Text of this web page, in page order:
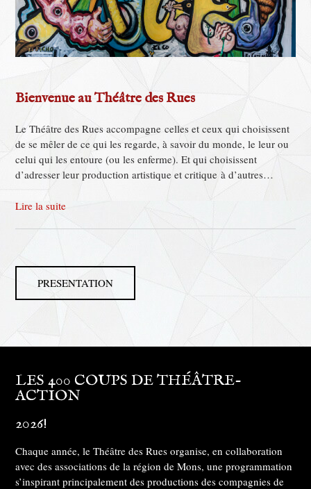
Bienvenue au Théâtre des Rues
Le Théâtre des Rues accompagne celles et ceux qui choisissent
de se mêler de ce qui les regarde, à savoir du monde, le leur ou
celui qui les entoure (ou les enferme). Et qui choisissent
d’adresser leur production artistique et critique à d’autres…
Lire la suite
PRESENTATION
LES 400 COUPS DE THÉÂTRE-
ACTION
2026!
Chaque année, le Théâtre des Rues organise, en collaboration
avec des associations de la région de Mons, une programmation
s’inspirant principalement des productions des compagnies de